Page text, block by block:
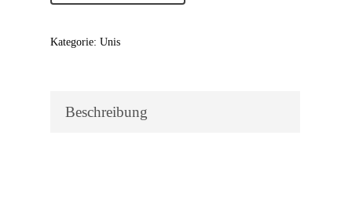
Kategorie: Unis
Beschreibung